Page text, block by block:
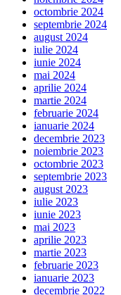
octombrie 2024
septembrie 2024
august 2024
iulie 2024
iunie 2024
mai 2024
aprilie 2024
martie 2024
februarie 2024
ianuarie 2024
decembrie 2023
noiembrie 2023
octombrie 2023
septembrie 2023
august 2023
iulie 2023
iunie 2023
mai 2023
aprilie 2023
martie 2023
februarie 2023
ianuarie 2023
decembrie 2022